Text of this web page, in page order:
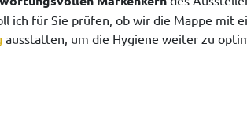
ich für Sie prüfen, ob wir die Mappe mit
ausstatten, um die Hygiene weiter zu